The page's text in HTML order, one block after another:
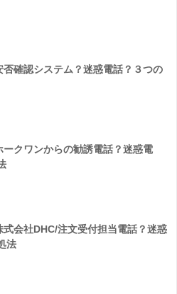
確認システム？迷惑電話？３つの
クワンからの勧誘電話？迷惑電
会社DHC/注文受付担当電話？迷惑
法